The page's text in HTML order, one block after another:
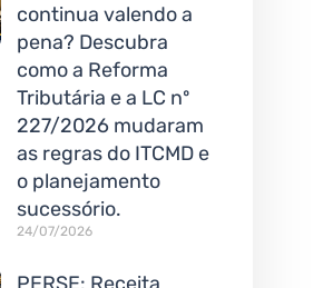
continua valendo a
pena? Descubra
como a Reforma
Tributária e a LC nº
227/2026 mudaram
as regras do ITCMD e
o planejamento
sucessório.
24/07/2026